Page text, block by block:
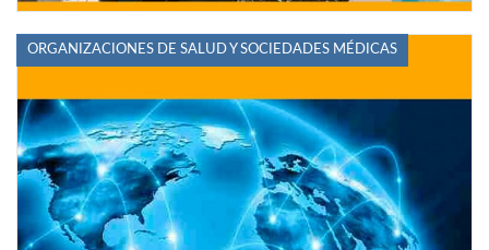
ORGANIZACIONES DE SALUD Y SOCIEDADES MÉDICAS